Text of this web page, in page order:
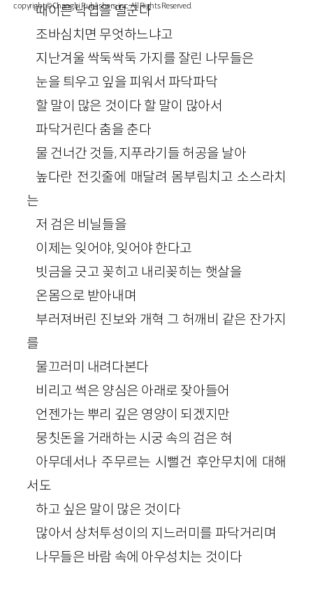
때이른 낙엽을 떨군다
조바심치면 무엇하느냐고
지난겨울 싹둑싹둑 가지를 잘린 나무들은
눈을 틔우고 잎을 피워서 파닥파닥
할 말이 많은 것이다 할 말이 많아서
파닥거린다 춤을 춘다
물 건너간 것들, 지푸라기들 허공을 날아
높다란 전깃줄에 매달려 몸부림치고 소스라치
는
저 검은 비닐들을
이제는 잊어야, 잊어야 한다고
빗금을 긋고 꽂히고 내리꽂히는 햇살을
온몸으로 받아내며
부러져버린 진보와 개혁 그 허깨비 같은 잔가지
를
물끄러미 내려다본다
비리고 썩은 양심은 아래로 잦아들어
언젠가는 뿌리 깊은 영양이 되겠지만
뭉칫돈을 거래하는 시궁 속의 검은 혀
아무데서나 주무르는 시뻘건 후안무치에 대해
서도
하고 싶은 말이 많은 것이다
많아서 상처투성이의 지느러미를 파닥거리며
나무들은 바람 속에 아우성치는 것이다
copyright © Changbi Publishers, inc. All Rights Reserved.